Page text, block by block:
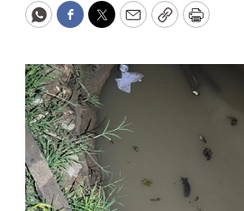
WhatsApp
Facebook
Twitter
EmailCopyPrint